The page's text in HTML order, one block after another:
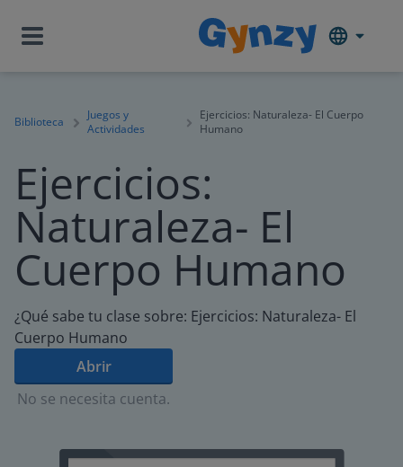
Biblioteca
Juegos y
Actividades
Ejercicios: Naturaleza- El Cuerpo
Humano
Ejercicios:
Naturaleza- El
Cuerpo Humano
¿Qué sabe tu clase sobre: Ejercicios: Naturaleza- El
Cuerpo Humano
Abrir
No se necesita cuenta.